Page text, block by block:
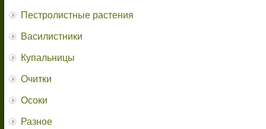
Пестролистные растения
Василистники
Купальницы
Очитки
Осоки
Разное